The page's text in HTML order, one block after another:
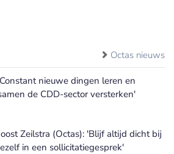
Octas nieuws
nieuwe dingen leren en
de CDD-sector versterken'
Zeilstra (Octas): 'Blijf altijd dicht bij
in een sollicitatiegesprek'